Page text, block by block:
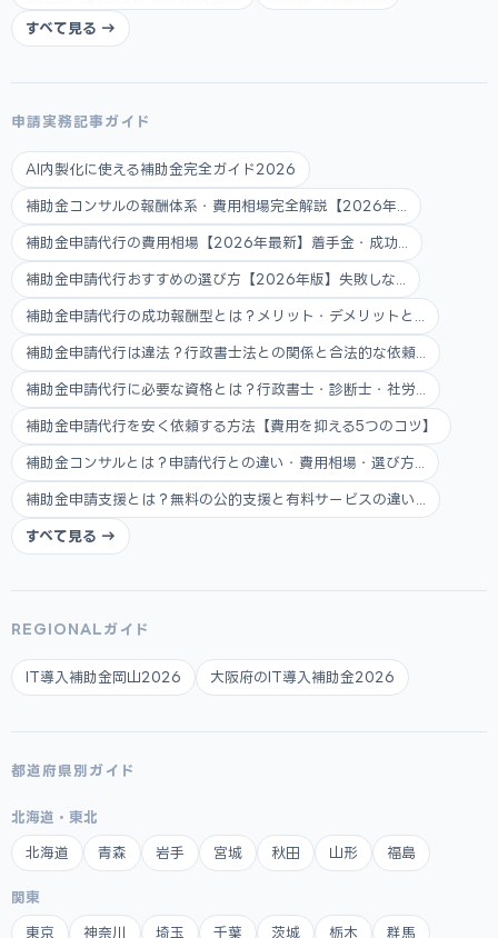
すべて見る →
申請実務記事ガイド
AI内製化に使える補助金完全ガイド2026
補助金コンサルの報酬体系・費用相場完全解説【2026年...
補助金申請代行の費用相場【2026年最新】着手金・成功...
補助金申請代行おすすめの選び方【2026年版】失敗しな...
補助金申請代行の成功報酬型とは？メリット・デメリットと...
補助金申請代行は違法？行政書士法との関係と合法的な依頼...
補助金申請代行に必要な資格とは？行政書士・診断士・社労...
補助金申請代行を安く依頼する方法【費用を抑える5つのコツ】
補助金コンサルとは？申請代行との違い・費用相場・選び方...
補助金申請支援とは？無料の公的支援と有料サービスの違い...
すべて見る →
REGIONALガイド
IT導入補助金岡山2026 大阪府のIT導入補助金2026
都道府県別ガイド
北海道・東北
北海道 青森 岩手 宮城 秋田 山形 福島
関東
東京 神奈川 埼玉 千葉 茨城 栃木 群馬